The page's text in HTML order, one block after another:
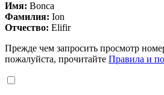
Имя: Bonca
Фамилия: Ion
Отчество: Elifir
Прежде чем запросить просмотр
пожалуйста, прочитайте Правила и